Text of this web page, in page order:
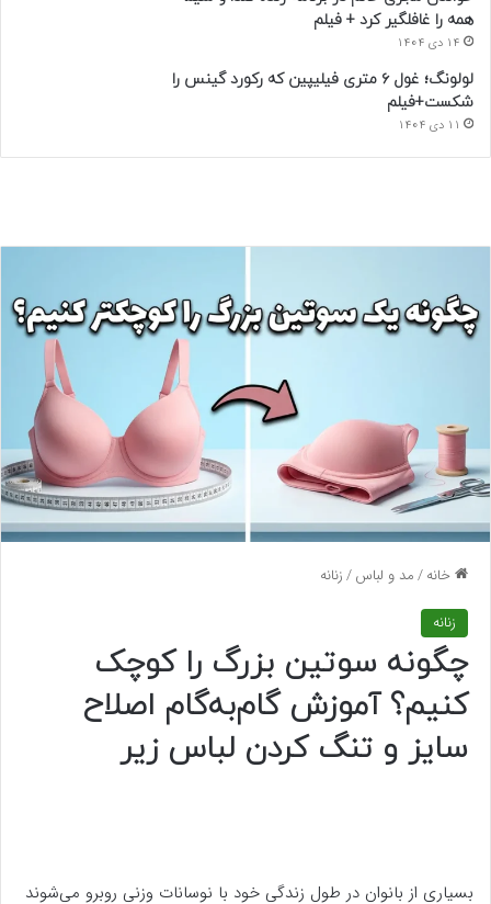
همه را غافلگیر کرد + فیلم
14 دی 1404
لولونگ؛ غول ۶ متری فیلیپین که رکورد گینس را
شکست+فیلم
11 دی 1404